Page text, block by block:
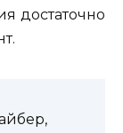
достаточно